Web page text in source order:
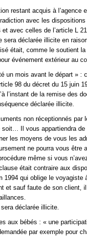
restant acquis à l’agence
avec les dispositions
avec celles de l’article L
sera déclarée illicite en
était, comme le soutient
événement extérieur au
un mois avant le départ » :
98 du décret du 15 juin
l’instant de la remise des
déclarée illicite.
non réceptionnés par
soit… Il vous appartiendra de
les moyens de vous les
ne pourra vous être
même si vous
était contraire aux
1994 qui oblige le voyagiste
et sauf faute de son client,
déclarée illicite.
aux bébés : « une
par exemple pour